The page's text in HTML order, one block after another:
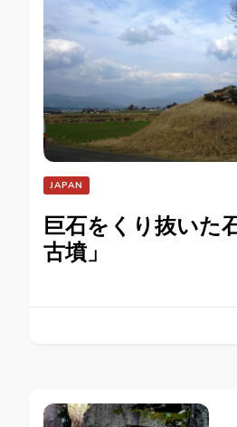
JAPAN
巨石をくり抜いた
古墳」